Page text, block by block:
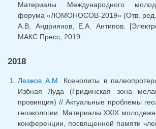
Материалы Международного
форума «ЛОМОНОСОВ-2019» (Отв. ред.
А.В. Андриянов, Е.А. Антипов.
МАКС Пресс, 2019.
2018
Лезжов А.М.
Ксенолиты в
Избная Луда (Гридинская зона
провинция) // Актуальные проблемы
геоэкологии. Материалы XXIX
конференции, посвященной памяти